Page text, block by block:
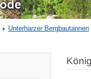
Unterharzer Bergbautannen